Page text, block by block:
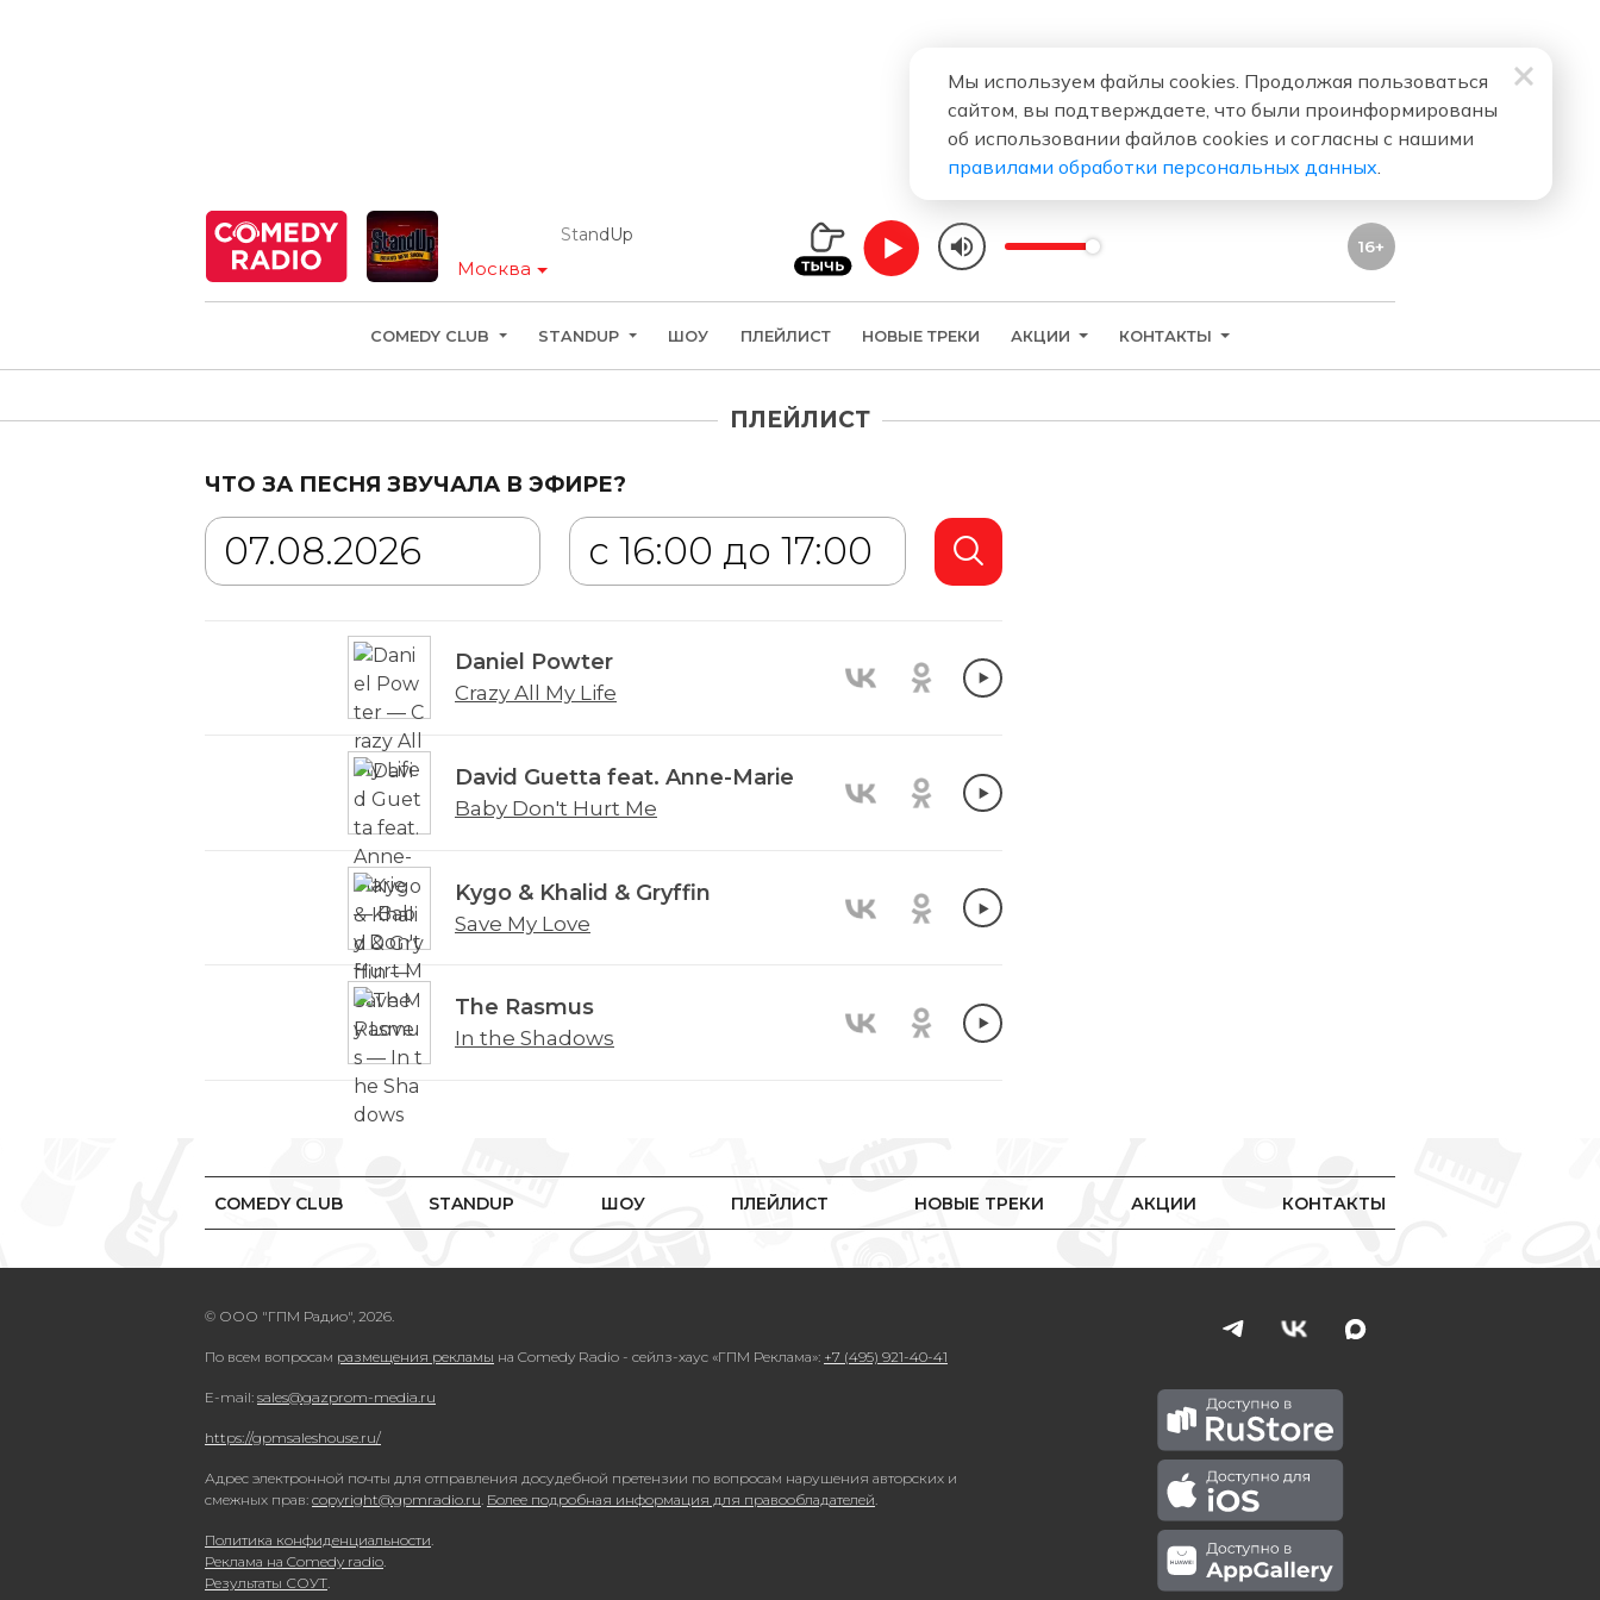
Москва
StandUp
16+
COMEDY CLUB STANDUP ШОУ ПЛЕЙЛИСТ НОВЫЕ ТРЕКИ АКЦИИ КОНТАКТЫ
ПЛЕЙЛИСТ
ЧТО ЗА ПЕСНЯ ЗВУЧАЛА В ЭФИРЕ?
Daniel Powter
Crazy All My Life
David Guetta feat. Anne-Marie
Baby Don't Hurt Me
Kygo & Khalid & Gryffin
Save My Love
The Rasmus
In the Shadows
COMEDY CLUB STANDUP ШОУ ПЛЕЙЛИСТ НОВЫЕ ТРЕКИ АКЦИИ КОНТАКТЫ
© ООО "ГПМ Радио", 2026.
По всем вопросам размещения рекламы на Comedy Radio - сейлз-хаус «ГПМ Реклама»: +7 (495) 921-40-41
E-mail: sales@gazprom-media.ru
https://gpmsaleshouse.ru/
Адрес электронной почты для отправления досудебной претензии по вопросам нарушения авторских и
смежных прав: copyright@gpmradio.ru. Более подробная информация для правообладателей.
Политика конфиденциальности.
Реклама на Comedy radio.
Результаты СОУТ.
Мы используем файлы cookies. Продолжая пользоваться
сайтом, вы подтверждаете, что были проинформированы
об использовании файлов cookies и согласны с нашими
правилами обработки персональных данных.